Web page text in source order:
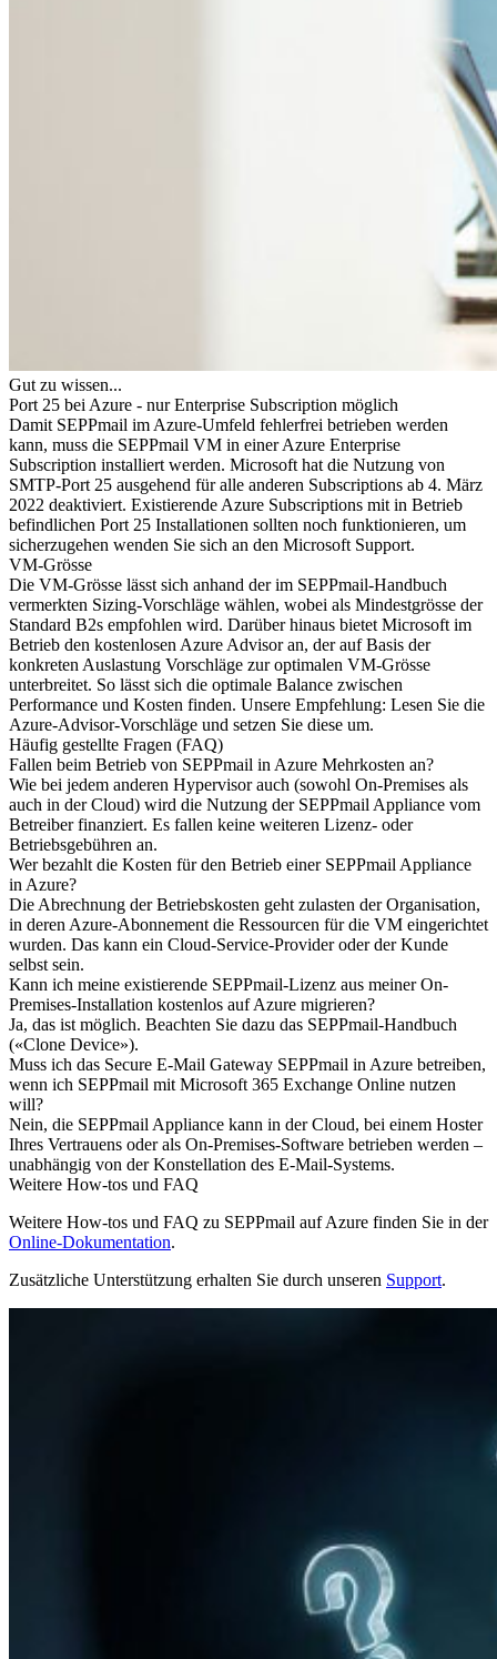
Gut zu wissen...
Port 25 bei Azure - nur Enterprise Subscription möglich
Damit SEPPmail im Azure-Umfeld fehlerfrei betrieben werden
kann, muss die SEPPmail VM in einer Azure Enterprise
Subscription installiert werden. Microsoft hat die Nutzung von
SMTP-Port 25 ausgehend für alle anderen Subscriptions ab 4. März
2022 deaktiviert. Existierende Azure Subscriptions mit in Betrieb
befindlichen Port 25 Installationen sollten noch funktionieren, um
sicherzugehen wenden Sie sich an den Microsoft Support.
VM-Grösse
Die VM-Grösse lässt sich anhand der im SEPPmail-Handbuch
vermerkten Sizing-Vorschläge wählen, wobei als Mindestgrösse der
Standard B2s empfohlen wird. Darüber hinaus bietet Microsoft im
Betrieb den kostenlosen Azure Advisor an, der auf Basis der
konkreten Auslastung Vorschläge zur optimalen VM-Grösse
unterbreitet. So lässt sich die optimale Balance zwischen
Performance und Kosten finden. Unsere Empfehlung: Lesen Sie die
Azure-Advisor-Vorschläge und setzen Sie diese um.
Häufig gestellte Fragen (FAQ)
Fallen beim Betrieb von SEPPmail in Azure Mehrkosten an?
Wie bei jedem anderen Hypervisor auch (sowohl On-Premises als
auch in der Cloud) wird die Nutzung der SEPPmail Appliance vom
Betreiber finanziert. Es fallen keine weiteren Lizenz- oder
Betriebsgebühren an.
Wer bezahlt die Kosten für den Betrieb einer SEPPmail Appliance
in Azure?
Die Abrechnung der Betriebskosten geht zulasten der Organisation,
in deren Azure-Abonnement die Ressourcen für die VM eingerichtet
wurden. Das kann ein Cloud-Service-Provider oder der Kunde
selbst sein.
Kann ich meine existierende SEPPmail-Lizenz aus meiner On-
Premises-Installation kostenlos auf Azure migrieren?
Ja, das ist möglich. Beachten Sie dazu das SEPPmail-Handbuch
(«Clone Device»).
Muss ich das Secure E-Mail Gateway SEPPmail in Azure betreiben,
wenn ich SEPPmail mit Microsoft 365 Exchange Online nutzen
will?
Nein, die SEPPmail Appliance kann in der Cloud, bei einem Hoster
Ihres Vertrauens oder als On-Premises-Software betrieben werden –
unabhängig von der Konstellation des E-Mail-Systems.
Weitere How-tos und FAQ
Weitere How-tos und FAQ zu SEPPmail auf Azure finden Sie in der
Online-Dokumentation.
Zusätzliche Unterstützung erhalten Sie durch unseren Support.